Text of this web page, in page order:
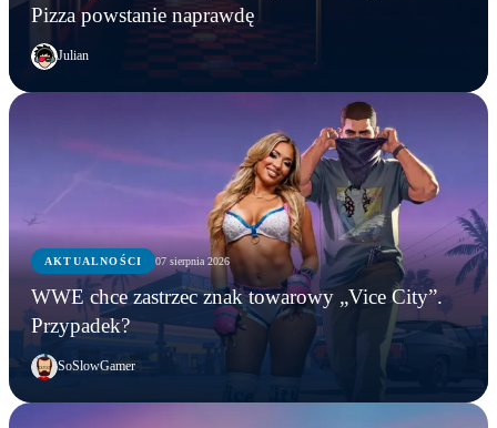
Pizza powstanie naprawdę
Julian
AKTUALNOŚCI 07 sierpnia 2026
WWE chce zastrzec znak towarowy „Vice City”.
Przypadek?
SoSlowGamer